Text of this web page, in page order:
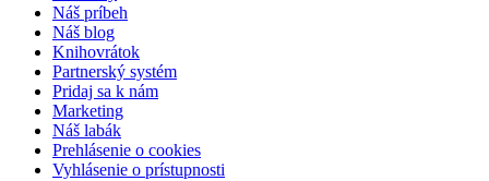
Náš príbeh
Náš blog
Knihovrátok
Partnerský systém
Pridaj sa k nám
Marketing
Náš labák
Prehlásenie o cookies
Vyhlásenie o prístupnosti